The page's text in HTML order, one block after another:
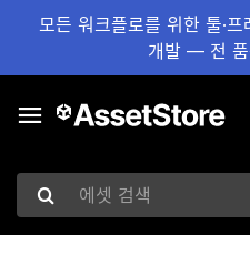
모든 워크플로를 위한 툴·프
개발 — 전
에셋 검색